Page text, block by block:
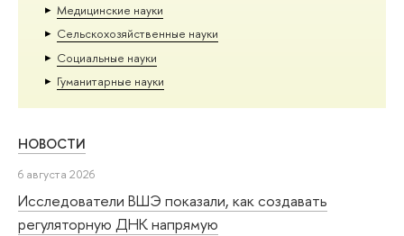
Медицинские науки
Сельскохозяйственные науки
Социальные науки
Гуманитарные науки
НОВОСТИ
6 августа 2026
Исследователи ВШЭ показали, как создавать
регуляторную ДНК напрямую